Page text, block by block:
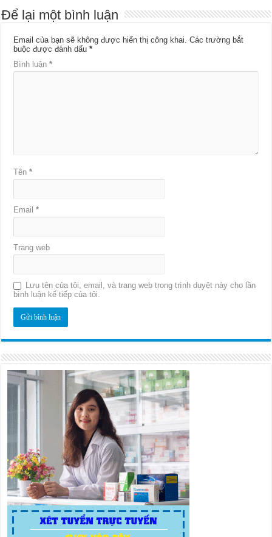
Để lại một bình luận
Email của bạn sẽ không được hiển thị công khai. Các trường bắt
buộc được đánh dấu*
Bình luận*
Tên*
Email*
Trang web
Lưu tên của tôi, email, và trang web trong trình duyệt này cho lần
bình luận kế tiếp của tôi.